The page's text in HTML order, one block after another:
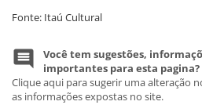
Fonte: Itaú Cultural
Você tem sugestões,
importantes para esta pagina?
Clique aqui para sugerir uma alteração
as informações expostas no site.